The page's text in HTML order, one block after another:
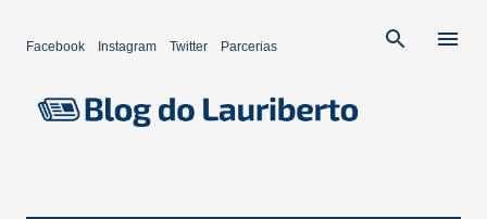
Facebook Instagram Twitter Parcerias